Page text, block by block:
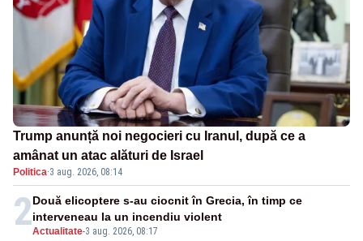
Trump anunță noi negocieri cu Iranul, după ce a
amânat un atac alături de Israel
Politica·3 aug. 2026, 08:14
2Actualitate-3 aug. 2026, 08:17
Două elicoptere s-au ciocnit în Grecia, în timp ce
interveneau la un incendiu violent